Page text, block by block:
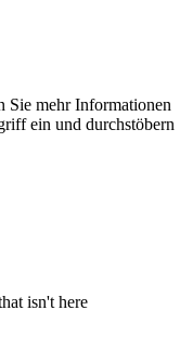
Sie mehr Informationen
ein und durchstöbern
isn't here